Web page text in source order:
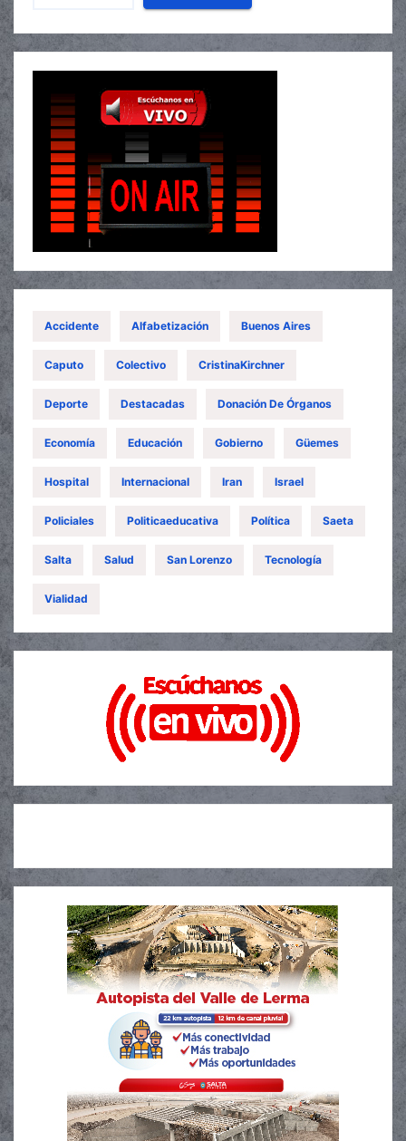
Accidente Alfabetización Buenos Aires
Caputo Colectivo CristinaKirchner
Deporte Destacadas Donación De Órganos
Economía Educación Gobierno Güemes
Hospital Internacional Iran Israel
Policiales Politicaeducativa Política Saeta
Salta Salud San Lorenzo Tecnología
Vialidad